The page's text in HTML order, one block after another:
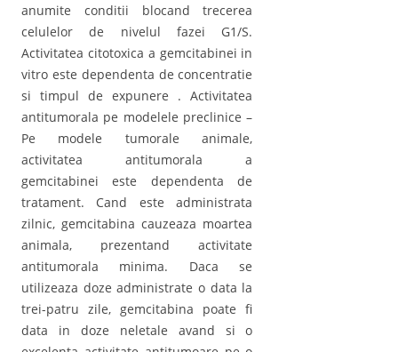
anumite conditii blocand trecerea
celulelor de nivelul fazei G1/S.
Activitatea citotoxica a gemcitabinei in
vitro este dependenta de concentratie
si timpul de expunere . Activitatea
antitumorala pe modelele preclinice –
Pe modele tumorale animale,
activitatea antitumorala a
gemcitabinei este dependenta de
tratament. Cand este administrata
zilnic, gemcitabina cauzeaza moartea
animala, prezentand activitate
antitumorala minima. Daca se
utilizeaza doze administrate o data la
trei-patru zile, gemcitabina poate fi
data in doze neletale avand si o